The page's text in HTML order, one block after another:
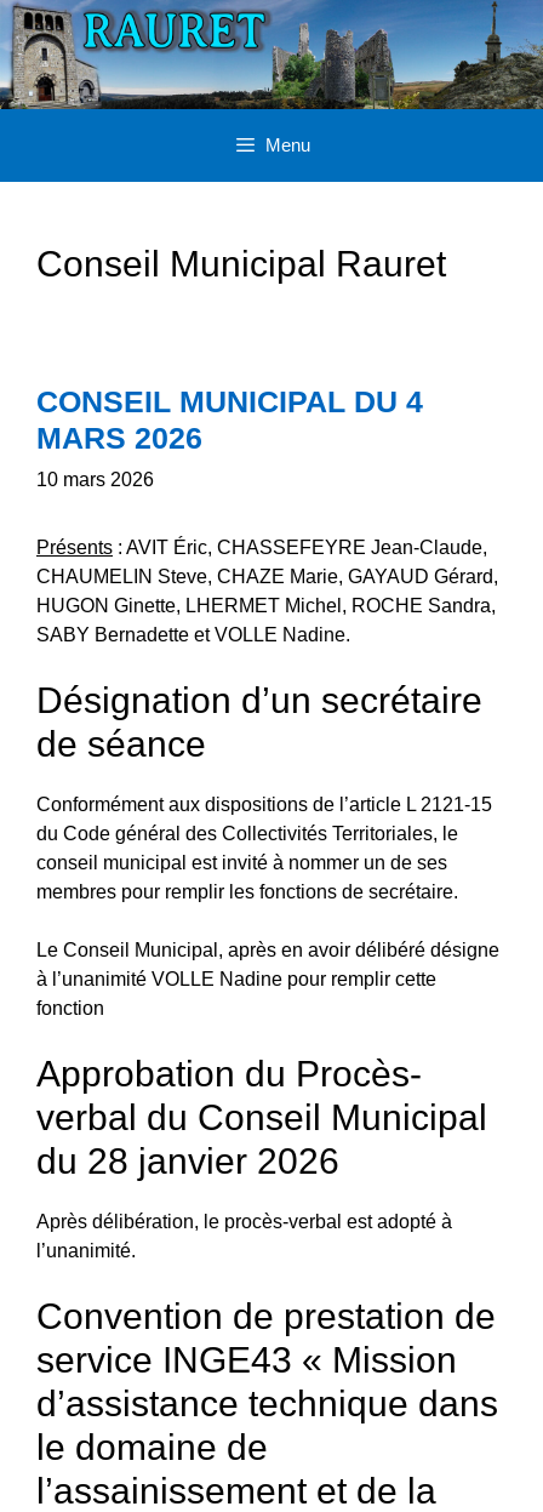
Aller
au
contenu
Menu
Conseil Municipal Rauret
CONSEIL MUNICIPAL DU 4
MARS 2026
10 mars 2026
Présents : AVIT Éric, CHASSEFEYRE Jean-Claude,
CHAUMELIN Steve, CHAZE Marie, GAYAUD Gérard,
HUGON Ginette, LHERMET Michel, ROCHE Sandra,
SABY Bernadette et VOLLE Nadine.
Désignation d’un secrétaire
de séance
Conformément aux dispositions de l’article L 2121-15
du Code général des Collectivités Territoriales, le
conseil municipal est invité à nommer un de ses
membres pour remplir les fonctions de secrétaire.
Le Conseil Municipal, après en avoir délibéré désigne
à l’unanimité VOLLE Nadine pour remplir cette
fonction
Approbation du Procès-
verbal du Conseil Municipal
du 28 janvier 2026
Après délibération, le procès-verbal est adopté à
l’unanimité.
Convention de prestation de
service INGE43 « Mission
d’assistance technique dans
le domaine de
l’assainissement et de la